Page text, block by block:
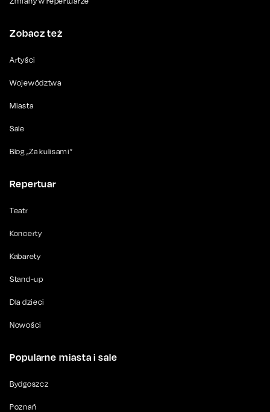
Zobacz też
Artyści
Województwa
Miasta
Sale
Blog „Za kulisami”
Repertuar
Teatr
Koncerty
Kabarety
Stand-up
Dla dzieci
Nowości
Popularne miasta i sale
Bydgoszcz
Poznań